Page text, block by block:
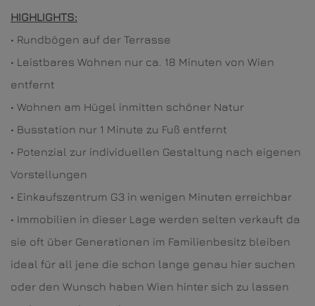
HIGHLIGHTS:
• Rundbögen auf der Terrasse
• Leistbares Wohnen nur ca. 18 Minuten von Wien
entfernt
• Wohnen am Hügel inmitten schöner Natur
• Busstation nur 1 Minute zu Fuß entfernt
• Potenzial zur individuellen Gestaltung nach eigenen
Vorstellungen
• Einkaufszentrum G3 in wenigen Minuten erreichbar
• Immobilien in dieser Lage werden selten verkauft da
sie oft über Generationen im Familienbesitz bleiben
ideal für all jene die schon lange genau hier suchen
oder den Wunsch haben Wien hinter sich zu lassen